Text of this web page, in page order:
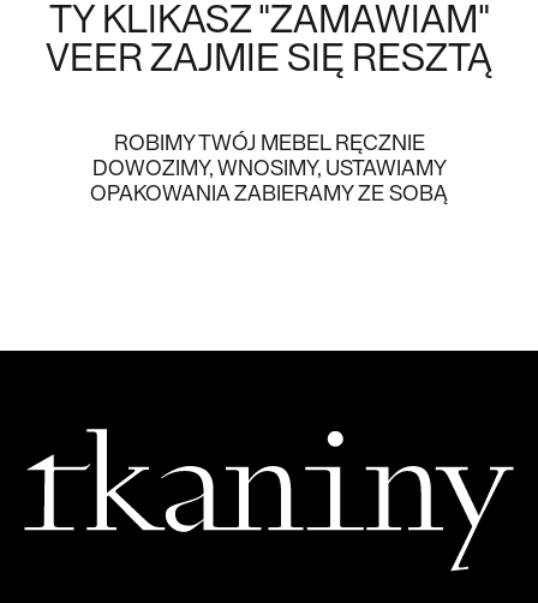
TY KLIKASZ "ZAMAWIAM"
VEER ZAJMIE SIĘ RESZTĄ
ROBIMY TWÓJ MEBEL RĘCZNIE
DOWOZIMY, WNOSIMY, USTAWIAMY
OPAKOWANIA ZABIERAMY ZE SOBĄ